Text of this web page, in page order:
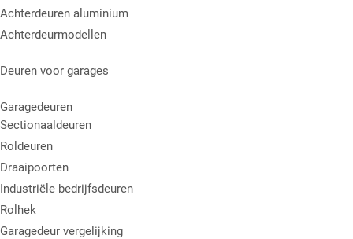
Achterdeuren aluminium
Achterdeurmodellen
Deuren voor garages
Garagedeuren
Sectionaaldeuren
Roldeuren
Draaipoorten
Industriële bedrijfsdeuren
Rolhek
Garagedeur vergelijking